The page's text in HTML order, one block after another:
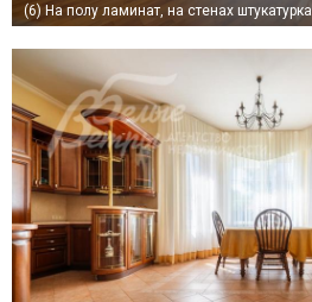
(6) На полу ламинат, на стенах штукатурка